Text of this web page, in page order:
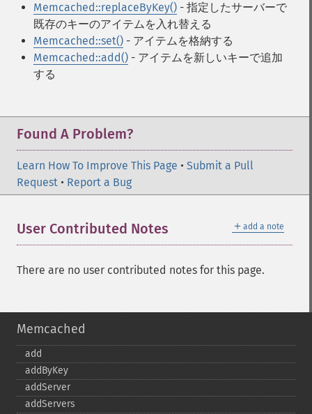
Memcached::replaceByKey() - 指定したサーバーで
既存のキーのアイテムを入れ替える
Memcached::set() - アイテムを格納する
Memcached::add() - アイテムを新しいキーで追加
する
Found A Problem?
Learn How To Improve This Page • Submit a Pull
Request • Report a Bug
＋ add a note
User Contributed Notes
There are no user contributed notes for this page.
Memcached
add
addByKey
addServer
addServers